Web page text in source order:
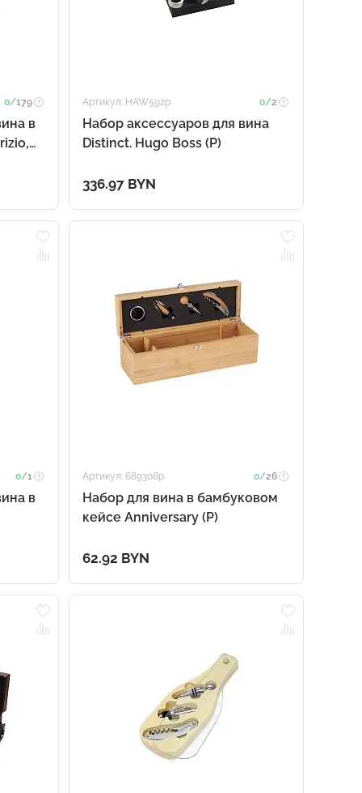
0/179
в
Артикул: HAW592p 0/2
Набор аксессуаров для вина
Distinct. Hugo Boss (Р)
336.97 BYN
0/1
в
Артикул: 689308p 0/26
Набор для вина в бамбуковом
кейсе Anniversary (Р)
62.92 BYN